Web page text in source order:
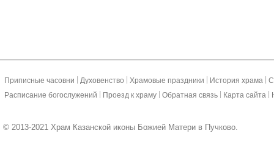
Приписные часовни Духовенство Храмовые праздники История храма
Расписание богослужений
Проезд к храму Обратная связь Карта сайта
© 2013-2021 Храм Казанской иконы Божией Матери в Пучково.